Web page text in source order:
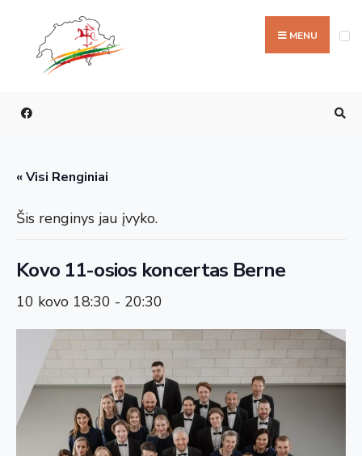
content
MENU
« Visi Renginiai
Šis renginys jau įvyko.
Kovo 11-osios koncertas Berne
10 kovo 18:30 - 20:30